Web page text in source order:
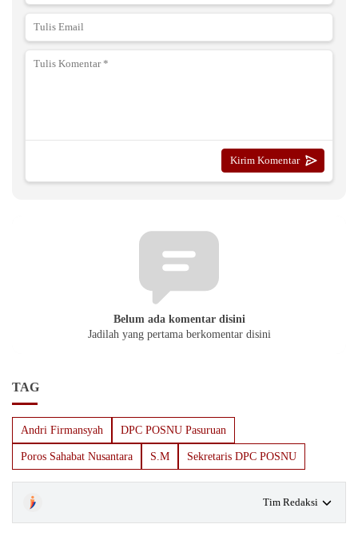
Belum ada komentar disini
Jadilah yang pertama berkomentar disini
TAG
Andri Firmansyah DPC POSNU Pasuruan
Poros Sahabat Nusantara S.M Sekretaris DPC POSNU
Tim Redaksi